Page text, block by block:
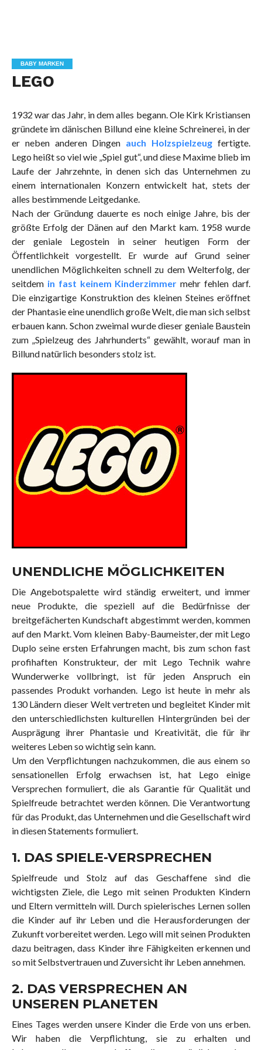
BABY MARKEN
LEGO
1932 war das Jahr, in dem alles begann. Ole Kirk Kristiansen
gründete im dänischen Billund eine kleine Schreinerei, in der
er neben anderen Dingen auch Holzspielzeug fertigte.
Lego heißt so viel wie „Spiel gut“, und diese Maxime blieb im
Laufe der Jahrzehnte, in denen sich das Unternehmen zu
einem internationalen Konzern entwickelt hat, stets der
alles bestimmende Leitgedanke.
Nach der Gründung dauerte es noch einige Jahre, bis der
größte Erfolg der Dänen auf den Markt kam. 1958 wurde
der geniale Legostein in seiner heutigen Form der
Öffentlichkeit vorgestellt. Er wurde auf Grund seiner
unendlichen Möglichkeiten schnell zu dem Welterfolg, der
seitdem in fast keinem Kinderzimmer mehr fehlen darf.
Die einzigartige Konstruktion des kleinen Steines eröffnet
der Phantasie eine unendlich große Welt, die man sich selbst
erbauen kann. Schon zweimal wurde dieser geniale Baustein
zum „Spielzeug des Jahrhunderts“ gewählt, worauf man in
Billund natürlich besonders stolz ist.
UNENDLICHE MÖGLICHKEITEN
Die Angebotspalette wird ständig erweitert, und immer
neue Produkte, die speziell auf die Bedürfnisse der
breitgefächerten Kundschaft abgestimmt werden, kommen
auf den Markt. Vom kleinen Baby-Baumeister, der mit Lego
Duplo seine ersten Erfahrungen macht, bis zum schon fast
profihaften Konstrukteur, der mit Lego Technik wahre
Wunderwerke vollbringt, ist für jeden Anspruch ein
passendes Produkt vorhanden. Lego ist heute in mehr als
130 Ländern dieser Welt vertreten und begleitet Kinder mit
den unterschiedlichsten kulturellen Hintergründen bei der
Ausprägung ihrer Phantasie und Kreativität, die für ihr
weiteres Leben so wichtig sein kann.
Um den Verpflichtungen nachzukommen, die aus einem so
sensationellen Erfolg erwachsen ist, hat Lego einige
Versprechen formuliert, die als Garantie für Qualität und
Spielfreude betrachtet werden können. Die Verantwortung
für das Produkt, das Unternehmen und die Gesellschaft wird
in diesen Statements formuliert.
1. DAS SPIELE-VERSPRECHEN
Spielfreude und Stolz auf das Geschaffene sind die
wichtigsten Ziele, die Lego mit seinen Produkten Kindern
und Eltern vermitteln will. Durch spielerisches Lernen sollen
die Kinder auf ihr Leben und die Herausforderungen der
Zukunft vorbereitet werden. Lego will mit seinen Produkten
dazu beitragen, dass Kinder ihre Fähigkeiten erkennen und
so mit Selbstvertrauen und Zuversicht ihr Leben annehmen.
2. DAS VERSPRECHEN AN
UNSEREN PLANETEN
Eines Tages werden unsere Kinder die Erde von uns erben.
Wir haben die Verpflichtung, sie zu erhalten und